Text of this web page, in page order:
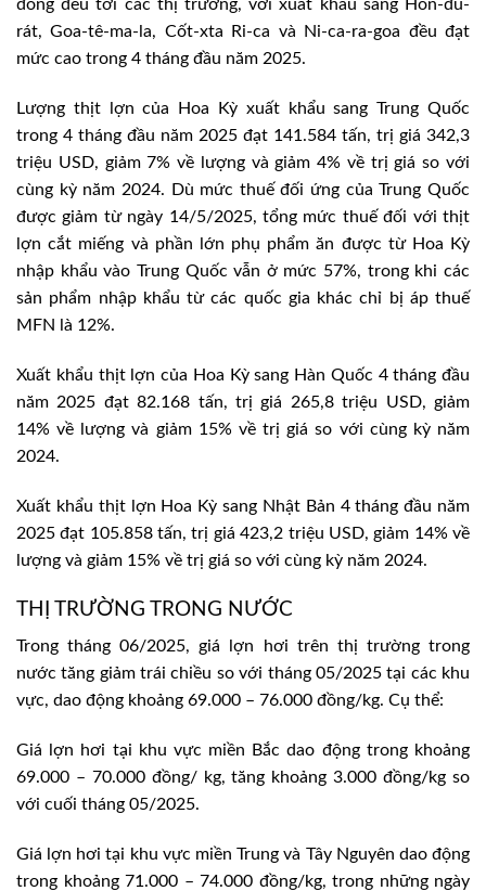
đồng đều tới các thị trường, với xuất khẩu sang Hon-đu-
rát, Goa-tê-ma-la, Cốt-xta Ri-ca và Ni-ca-ra-goa đều đạt
mức cao trong 4 tháng đầu năm 2025.
Lượng thịt lợn của Hoa Kỳ xuất khẩu sang Trung Quốc
trong 4 tháng đầu năm 2025 đạt 141.584 tấn, trị giá 342,3
triệu USD, giảm 7% về lượng và giảm 4% về trị giá so với
cùng kỳ năm 2024. Dù mức thuế đối ứng của Trung Quốc
được giảm từ ngày 14/5/2025, tổng mức thuế đối với thịt
lợn cắt miếng và phần lớn phụ phẩm ăn được từ Hoa Kỳ
nhập khẩu vào Trung Quốc vẫn ở mức 57%, trong khi các
sản phẩm nhập khẩu từ các quốc gia khác chỉ bị áp thuế
MFN là 12%.
Xuất khẩu thịt lợn của Hoa Kỳ sang Hàn Quốc 4 tháng đầu
năm 2025 đạt 82.168 tấn, trị giá 265,8 triệu USD, giảm
14% về lượng và giảm 15% về trị giá so với cùng kỳ năm
2024.
Xuất khẩu thịt lợn Hoa Kỳ sang Nhật Bản 4 tháng đầu năm
2025 đạt 105.858 tấn, trị giá 423,2 triệu USD, giảm 14% về
lượng và giảm 15% về trị giá so với cùng kỳ năm 2024.
THỊ TRƯỜNG TRONG NƯỚC
Trong tháng 06/2025, giá lợn hơi trên thị trường trong
nước tăng giảm trái chiều so với tháng 05/2025 tại các khu
vực, dao động khoảng 69.000 – 76.000 đồng/kg. Cụ thể:
Giá lợn hơi tại khu vực miền Bắc dao động trong khoảng
69.000 – 70.000 đồng/ kg, tăng khoảng 3.000 đồng/kg so
với cuối tháng 05/2025.
Giá lợn hơi tại khu vực miền Trung và Tây Nguyên dao động
trong khoảng 71.000 – 74.000 đồng/kg, trong những ngày